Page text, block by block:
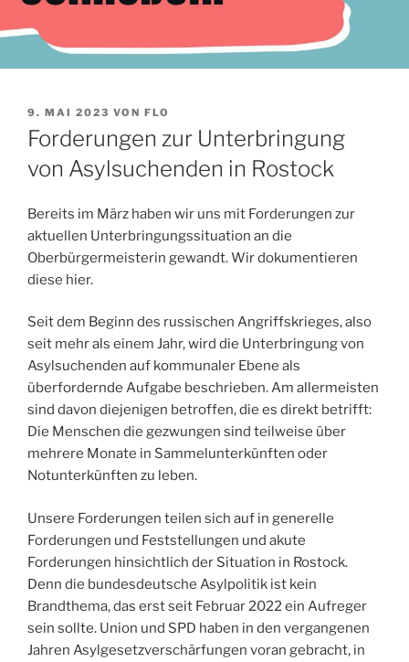
VERÖFFENTLICHT
AM
9. MAI 2023 VON FLO
Forderungen zur Unterbringung
von Asylsuchenden in Rostock
Bereits im März haben wir uns mit Forderungen zur
aktuellen Unterbringungssituation an die
Oberbürgermeisterin gewandt. Wir dokumentieren
diese hier.
Seit dem Beginn des russischen Angriffskrieges, also
seit mehr als einem Jahr, wird die Unterbringung von
Asylsuchenden auf kommunaler Ebene als
überfordernde Aufgabe beschrieben. Am allermeisten
sind davon diejenigen betroffen, die es direkt betrifft:
Die Menschen die gezwungen sind teilweise über
mehrere Monate in Sammelunterkünften oder
Notunterkünften zu leben.
Unsere Forderungen teilen sich auf in generelle
Forderungen und Feststellungen und akute
Forderungen hinsichtlich der Situation in Rostock.
Denn die bundesdeutsche Asylpolitik ist kein
Brandthema, das erst seit Februar 2022 ein Aufreger
sein sollte. Union und SPD haben in den vergangenen
Jahren Asylgesetzverschärfungen voran gebracht, in